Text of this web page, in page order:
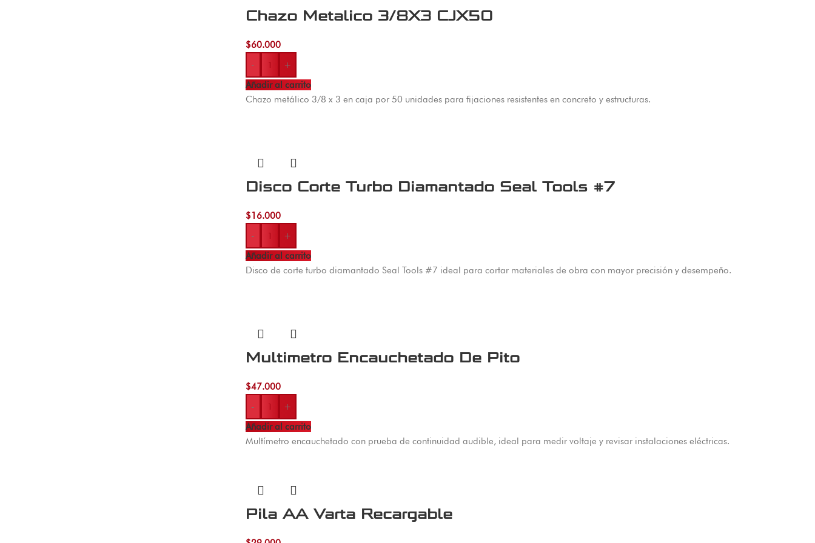
Chazo Metalico 3/8X3 CJX50
$60.000
-
+
Añadir al carrito
Chazo metálico 3/8 x 3 en caja por 50 unidades para fijaciones resistentes en concreto y estructuras.
Disco Corte Turbo Diamantado Seal Tools #7
$16.000
-
+
Añadir al carrito
Disco de corte turbo diamantado Seal Tools #7 ideal para cortar materiales de obra con mayor precisión y desempeño.
Multimetro Encauchetado De Pito
$47.000
-
+
Añadir al carrito
Multímetro encauchetado con prueba de continuidad audible, ideal para medir voltaje y revisar instalaciones eléctricas.
Pila AA Varta Recargable